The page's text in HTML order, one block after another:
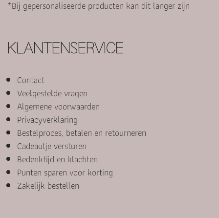
*Bij gepersonaliseerde producten kan dit langer zijn
KLANTENSERVICE
Contact
Veelgestelde vragen
Algemene voorwaarden
Privacyverklaring
Bestelproces, betalen en retourneren
Cadeautje versturen
Bedenktijd en klachten
Punten sparen voor korting
Zakelijk bestellen